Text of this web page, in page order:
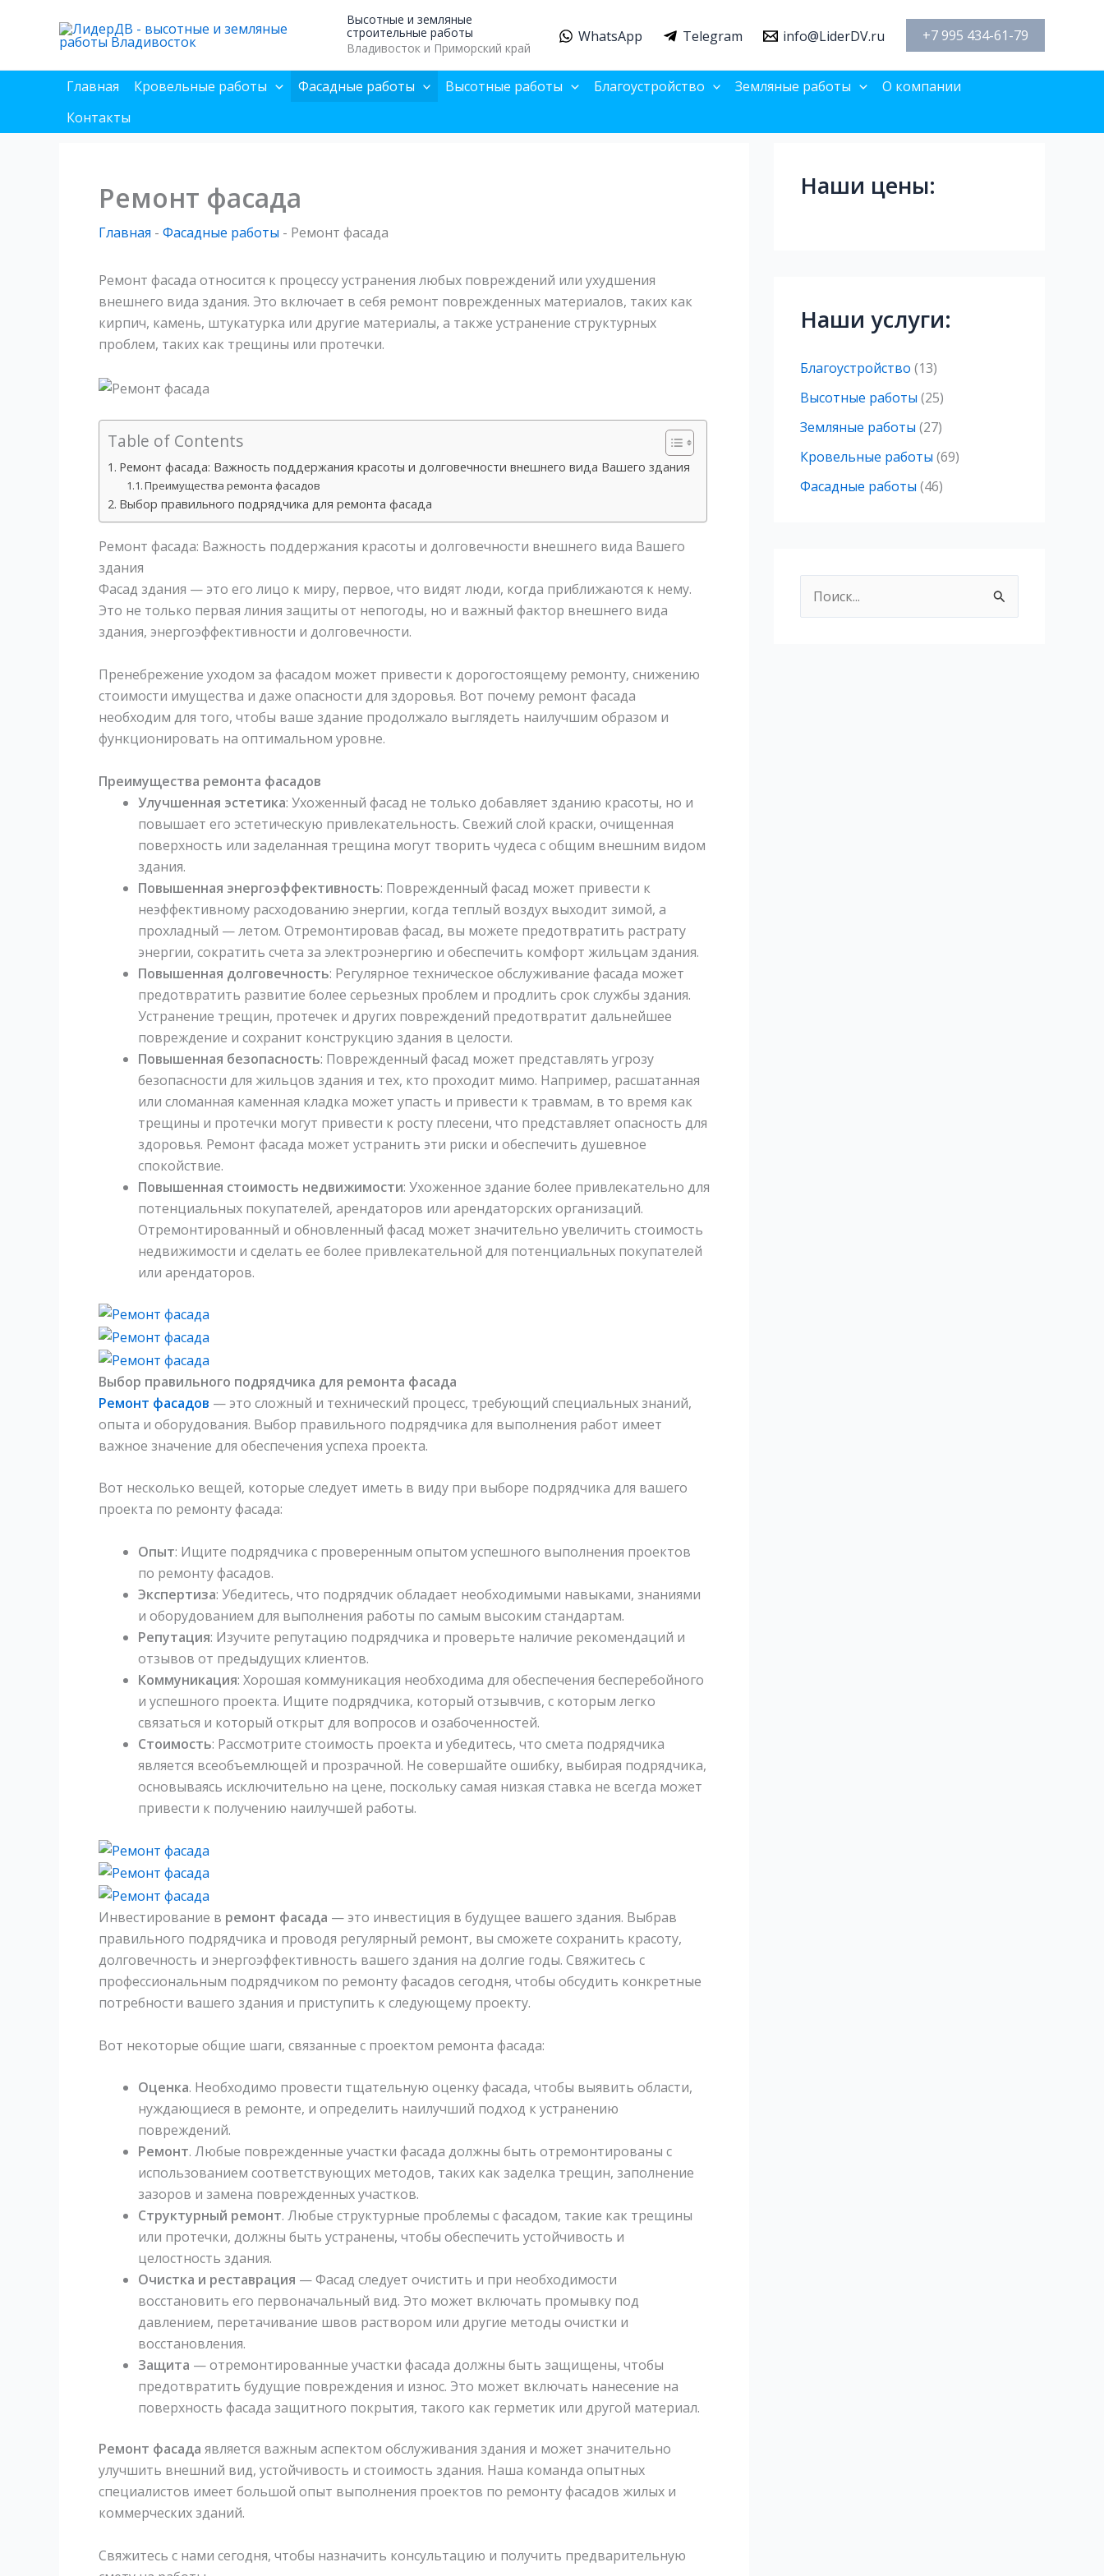
содержимому
Высотные и земляные
строительные работы
Владивосток и Приморский край
WhatsApp Telegram info@LiderDV.ru +7 995 434-61-79
Главная Кровельные работы Фасадные работы Высотные работы Благоустройство Земляные работы
О компании
Контакты
Ремонт фасада
Главная - Фасадные работы - Ремонт фасада
Ремонт фасада относится к процессу устранения любых повреждений или ухудшения
внешнего вида здания. Это включает в себя ремонт поврежденных материалов, таких как
кирпич, камень, штукатурка или другие материалы, а также устранение структурных
проблем, таких как трещины или протечки.
Table of Contents
Ремонт фасада: Важность поддержания красоты и долговечности внешнего вида Вашего здания
Преимущества ремонта фасадов
Выбор правильного подрядчика для ремонта фасада
Ремонт фасада: Важность поддержания красоты и долговечности внешнего вида Вашего
здания
Фасад здания — это его лицо к миру, первое, что видят люди, когда приближаются к нему.
Это не только первая линия защиты от непогоды, но и важный фактор внешнего вида
здания, энергоэффективности и долговечности.
Пренебрежение уходом за фасадом может привести к дорогостоящему ремонту, снижению
стоимости имущества и даже опасности для здоровья. Вот почему ремонт фасада
необходим для того, чтобы ваше здание продолжало выглядеть наилучшим образом и
функционировать на оптимальном уровне.
Преимущества ремонта фасадов
Улучшенная эстетика: Ухоженный фасад не только добавляет зданию красоты, но и
повышает его эстетическую привлекательность. Свежий слой краски, очищенная
поверхность или заделанная трещина могут творить чудеса с общим внешним видом
здания.
Повышенная энергоэффективность: Поврежденный фасад может привести к
неэффективному расходованию энергии, когда теплый воздух выходит зимой, а
прохладный — летом. Отремонтировав фасад, вы можете предотвратить растрату
энергии, сократить счета за электроэнергию и обеспечить комфорт жильцам здания.
Повышенная долговечность: Регулярное техническое обслуживание фасада может
предотвратить развитие более серьезных проблем и продлить срок службы здания.
Устранение трещин, протечек и других повреждений предотвратит дальнейшее
повреждение и сохранит конструкцию здания в целости.
Повышенная безопасность: Поврежденный фасад может представлять угрозу
безопасности для жильцов здания и тех, кто проходит мимо. Например, расшатанная
или сломанная каменная кладка может упасть и привести к травмам, в то время как
трещины и протечки могут привести к росту плесени, что представляет опасность для
здоровья. Ремонт фасада может устранить эти риски и обеспечить душевное
спокойствие.
Повышенная стоимость недвижимости: Ухоженное здание более привлекательно для
потенциальных покупателей, арендаторов или арендаторских организаций.
Отремонтированный и обновленный фасад может значительно увеличить стоимость
недвижимости и сделать ее более привлекательной для потенциальных покупателей
или арендаторов.
Выбор правильного подрядчика для ремонта фасада
Ремонт фасадов — это сложный и технический процесс, требующий специальных знаний,
опыта и оборудования. Выбор правильного подрядчика для выполнения работ имеет
важное значение для обеспечения успеха проекта.
Вот несколько вещей, которые следует иметь в виду при выборе подрядчика для вашего
проекта по ремонту фасада:
Опыт: Ищите подрядчика с проверенным опытом успешного выполнения проектов
по ремонту фасадов.
Экспертиза: Убедитесь, что подрядчик обладает необходимыми навыками, знаниями
и оборудованием для выполнения работы по самым высоким стандартам.
Репутация: Изучите репутацию подрядчика и проверьте наличие рекомендаций и
отзывов от предыдущих клиентов.
Коммуникация: Хорошая коммуникация необходима для обеспечения бесперебойного
и успешного проекта. Ищите подрядчика, который отзывчив, с которым легко
связаться и который открыт для вопросов и озабоченностей.
Стоимость: Рассмотрите стоимость проекта и убедитесь, что смета подрядчика
является всеобъемлющей и прозрачной. Не совершайте ошибку, выбирая подрядчика,
основываясь исключительно на цене, поскольку самая низкая ставка не всегда может
привести к получению наилучшей работы.
Инвестирование в ремонт фасада — это инвестиция в будущее вашего здания. Выбрав
правильного подрядчика и проводя регулярный ремонт, вы сможете сохранить красоту,
долговечность и энергоэффективность вашего здания на долгие годы. Свяжитесь с
профессиональным подрядчиком по ремонту фасадов сегодня, чтобы обсудить конкретные
потребности вашего здания и приступить к следующему проекту.
Вот некоторые общие шаги, связанные с проектом ремонта фасада:
Оценка. Необходимо провести тщательную оценку фасада, чтобы выявить области,
нуждающиеся в ремонте, и определить наилучший подход к устранению
повреждений.
Ремонт. Любые поврежденные участки фасада должны быть отремонтированы с
использованием соответствующих методов, таких как заделка трещин, заполнение
зазоров и замена поврежденных участков.
Структурный ремонт. Любые структурные проблемы с фасадом, такие как трещины
или протечки, должны быть устранены, чтобы обеспечить устойчивость и
целостность здания.
Очистка и реставрация — Фасад следует очистить и при необходимости
восстановить его первоначальный вид. Это может включать промывку под
давлением, перетачивание швов раствором или другие методы очистки и
восстановления.
Защита — отремонтированные участки фасада должны быть защищены, чтобы
предотвратить будущие повреждения и износ. Это может включать нанесение на
поверхность фасада защитного покрытия, такого как герметик или другой материал.
Ремонт фасада является важным аспектом обслуживания здания и может значительно
улучшить внешний вид, устойчивость и стоимость здания. Наша команда опытных
специалистов имеет большой опыт выполнения проектов по ремонту фасадов жилых и
коммерческих зданий.
Свяжитесь с нами сегодня, чтобы назначить консультацию и получить предварительную
Наши цены:
Наши услуги:
Благоустройство (13)
Высотные работы (25)
Земляные работы (27)
Кровельные работы (69)
Фасадные работы (46)